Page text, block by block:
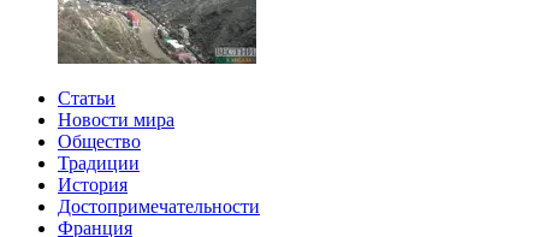
Статьи
Новости мира
Общество
Традиции
История
Достопримечательности
Франция